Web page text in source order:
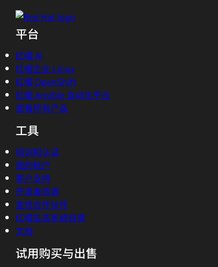
平台
红帽 AI
红帽企业 Linux
红帽 OpenShift
红帽 Ansible 自动化平台
查看所有产品
工具
培训和认证
我的帐户
客户支持
开发者资源
查找合作伙伴
红帽生态系统目录
文档
试用购买与出售